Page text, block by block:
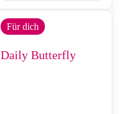
Für dich
Daily Butterfly